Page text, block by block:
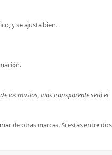
y se ajusta bien.
los muslos, más transparente será el
de otras marcas. Si estás entre dos